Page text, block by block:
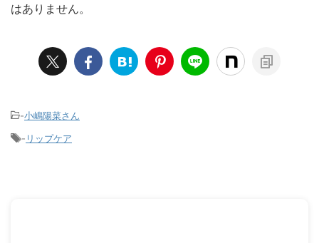
はありません。
-小嶋陽菜さん
- リップケア